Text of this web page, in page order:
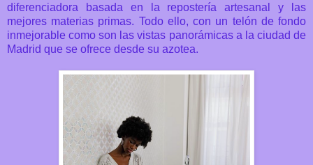
diferenciadora basada en la repostería artesanal y las
mejores materias primas. Todo ello, con un telón de fondo
inmejorable como son las vistas panorámicas a la ciudad de
Madrid que se ofrece desde su azotea.